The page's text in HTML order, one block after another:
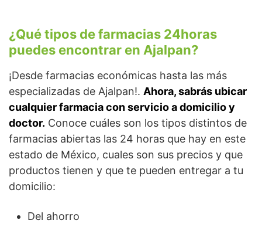
¿Qué tipos de farmacias 24horas
puedes encontrar en Ajalpan?
¡Desde farmacias económicas hasta las más
especializadas de Ajalpan!. Ahora, sabrás ubicar
cualquier farmacia con servicio a domicilio y
doctor. Conoce cuáles son los tipos distintos de
farmacias abiertas las 24 horas que hay en este
estado de México, cuales son sus precios y que
productos tienen y que te pueden entregar a tu
domicilio:
Del ahorro